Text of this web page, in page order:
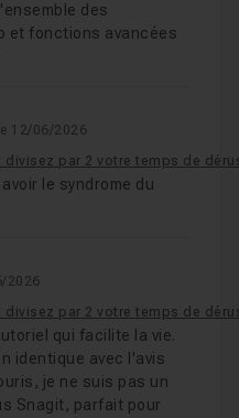
des
et fonctions avancées
12/06/2026
divisez par 2 votre temps de
le syndrome du
2026
divisez par 2 votre temps de
qui facilite la vie.
identique avec l'avis
je ne suis pas un
Snagit, parfait pour